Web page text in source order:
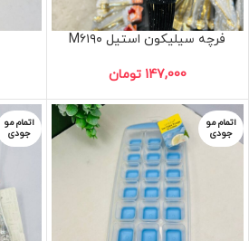
فرچه سیلیکون استیل M۶۱۹۰
147,000 تومان
اتمام مو
جودی
اتمام مو
جودی